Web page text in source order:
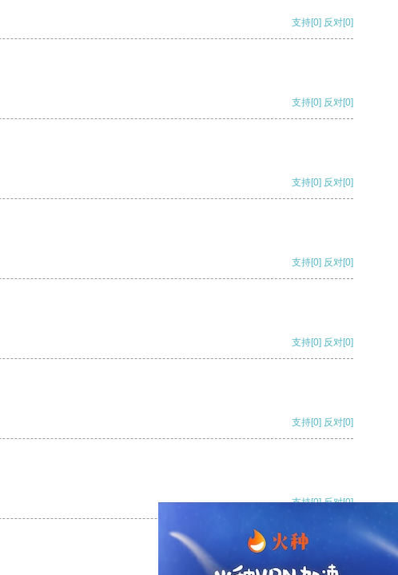
支持[0] 反对[0]
支持[0] 反对[0]
支持[0] 反对[0]
支持[0] 反对[0]
支持[0] 反对[0]
支持[0] 反对[0]
支持[0] 反对[0]